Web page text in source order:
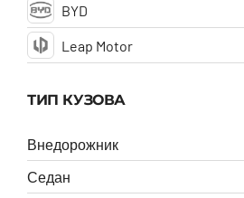
BYD
Leap Motor
ТИП КУЗОВА
Внедорожник
Седан